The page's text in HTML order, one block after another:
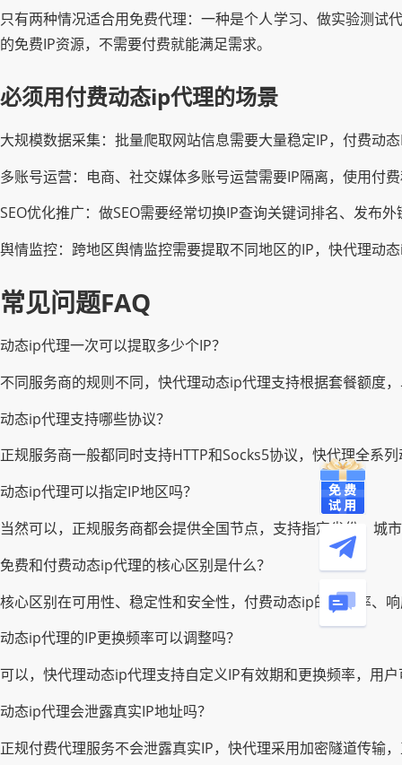
只有两种情况适合用免费代理：一种是个人学习、做实验测试
的免费IP资源，不需要付费就能满足需求。
必须用付费动态ip代理的场景
大规模数据采集：批量爬取网站信息需要大量稳定IP，付费动
多账号运营：电商、社交媒体多账号运营需要IP隔离，使用付
SEO优化推广：做SEO需要经常切换IP查询关键词排名、发布
舆情监控：跨地区舆情监控需要提取不同地区的IP，快代理动
常见问题FAQ
动态ip代理一次可以提取多少个IP？
不同服务商的规则不同，快代理动态ip代理支持根据套餐额度
动态ip代理支持哪些协议？
正规服务商一般都同时支持HTTP和Socks5协议，快代理全系
动态ip代理可以指定IP地区吗？
当然可以，正规服务商都会提供全国节点，支持指定省份、城
免费和付费动态ip代理的核心区别是什么？
核心区别在可用性、稳定性和安全性，付费动态ip的可用率、
动态ip代理的IP更换频率可以调整吗？
可以，快代理动态ip代理支持自定义IP有效期和更换频率，用
动态ip代理会泄露真实IP地址吗？
正规付费代理服务不会泄露真实IP，快代理采用加密隧道传输